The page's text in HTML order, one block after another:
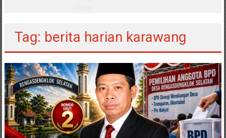
Tag: berita harian karawang